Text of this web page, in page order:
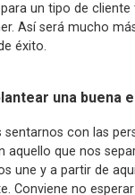
un tipo de
Así será mucho
éxito.
una buena
sentarnos con las
aquello que nos
une y a partir de
Conviene no